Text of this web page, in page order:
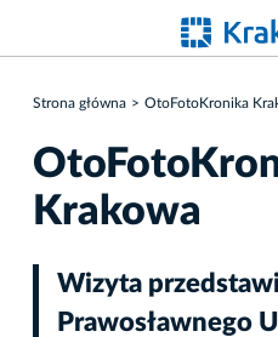
Strona główna OtoFotoKronika
Krakowa
Wizyta
Prawosławnego